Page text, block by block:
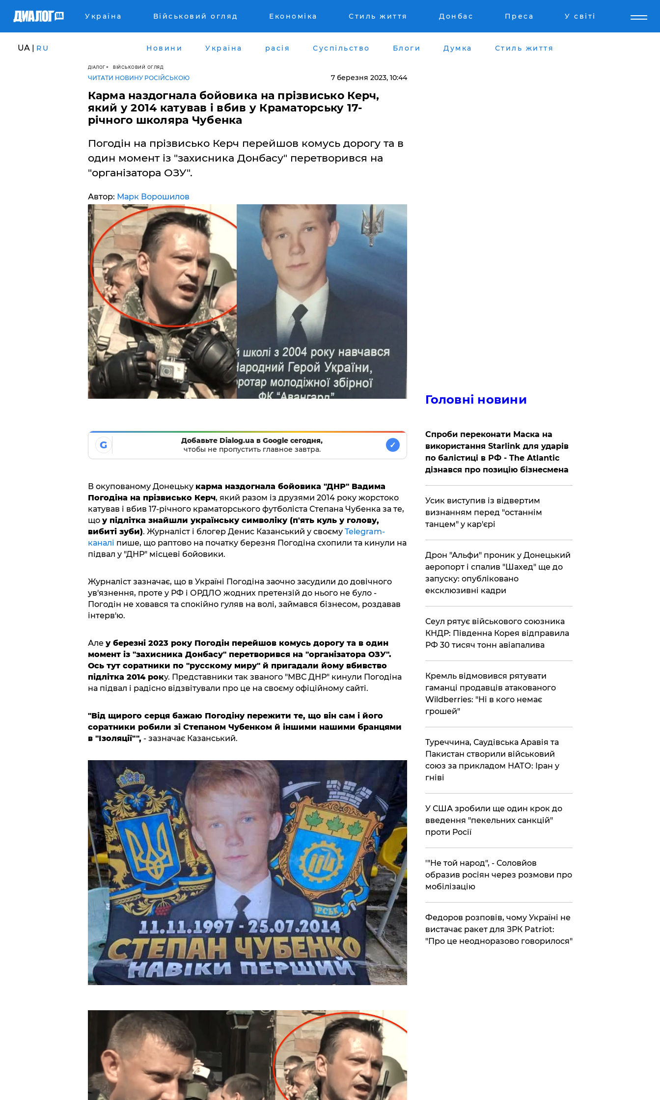
Україна Військовий огляд Економіка Стиль життя Донбас Преса У світі
UA | RU Новини Україна расія Суспільство Блоги Думка Стиль життя
ДІАЛОГ ВІЙСЬКОВИЙ ОГЛЯД
ЧИТАТИ НОВИНУ РОСІЙСЬКОЮ 7 березня 2023, 10:44
Карма наздогнала бойовика на прізвисько Керч,
який у 2014 катував і вбив у Краматорську 17-
річного школяра Чубенка
Погодін на прізвисько Керч перейшов комусь дорогу та в
один момент із "захисника Донбасу" перетворився на
"організатора ОЗУ".
Автор: Марк Ворошилов
G
Добавьте Dialog.ua в Google сегодня,
чтобы не пропустить главное завтра.
✓
В окупованому Донецьку карма наздогнала бойовика "ДНР" Вадима
Погодіна на прізвисько Керч, який разом із друзями 2014 року жорстоко
катував і вбив 17-річного краматорського футболіста Степана Чубенка за те,
що у підлітка знайшли українську символіку (п'ять куль у голову,
вибиті зуби). Журналіст і блогер Денис Казанський у своєму Telegram-
каналі пише, що раптово на початку березня Погодіна схопили та кинули на
підвал у "ДНР" місцеві бойовики.
Журналіст зазначає, що в Україні Погодіна заочно засудили до довічного
ув'язнення, проте у РФ і ОРДЛО жодних претензій до нього не було -
Погодін не ховався та спокійно гуляв на волі, займався бізнесом, роздавав
інтерв'ю.
Але у березні 2023 року Погодін перейшов комусь дорогу та в один
момент із "захисника Донбасу" перетворився на "організатора ОЗУ".
Ось тут соратники по "русскому миру" й пригадали йому вбивство
підлітка 2014 року. Представники так званого "МВС ДНР" кинули Погодіна
на підвал і радісно відзвітували про це на своєму офіційному сайті.
"Від щирого серця бажаю Погодіну пережити те, що він сам і його
соратники робили зі Степаном Чубенком й іншими нашими бранцями
в "Ізоляції"", - зазначає Казанський.
Головні новини
​Спроби переконати Маска на
використання Starlink для ударів
по балістиці в РФ - The Atlantic
дізнався про позицію бізнесмена
​Усик виступив із відвертим
визнанням перед "останнім
танцем" у кар'єрі
​Дрон "Альфи" проник у Донецький
аеропорт і спалив "Шахед" ще до
запуску: опубліковано
ексклюзивні кадри
​Сеул рятує військового союзника
КНДР: Південна Корея відправила
РФ 30 тисяч тонн авіапалива
​Кремль відмовився рятувати
гаманці продавців атакованого
Wildberries: "Ні в кого немає
грошей"
​Туреччина, Саудівська Аравія та
Пакистан створили військовий
союз за прикладом НАТО: Іран у
гніві
​У США зробили ще один крок до
введення "пекельних санкцій"
проти Росії
​'"Не той народ", - Соловйов
образив росіян через розмови про
мобілізацію
​Федоров розповів, чому Україні не
вистачає ракет для ЗРК Patriot:
"Про це неодноразово говорилося"